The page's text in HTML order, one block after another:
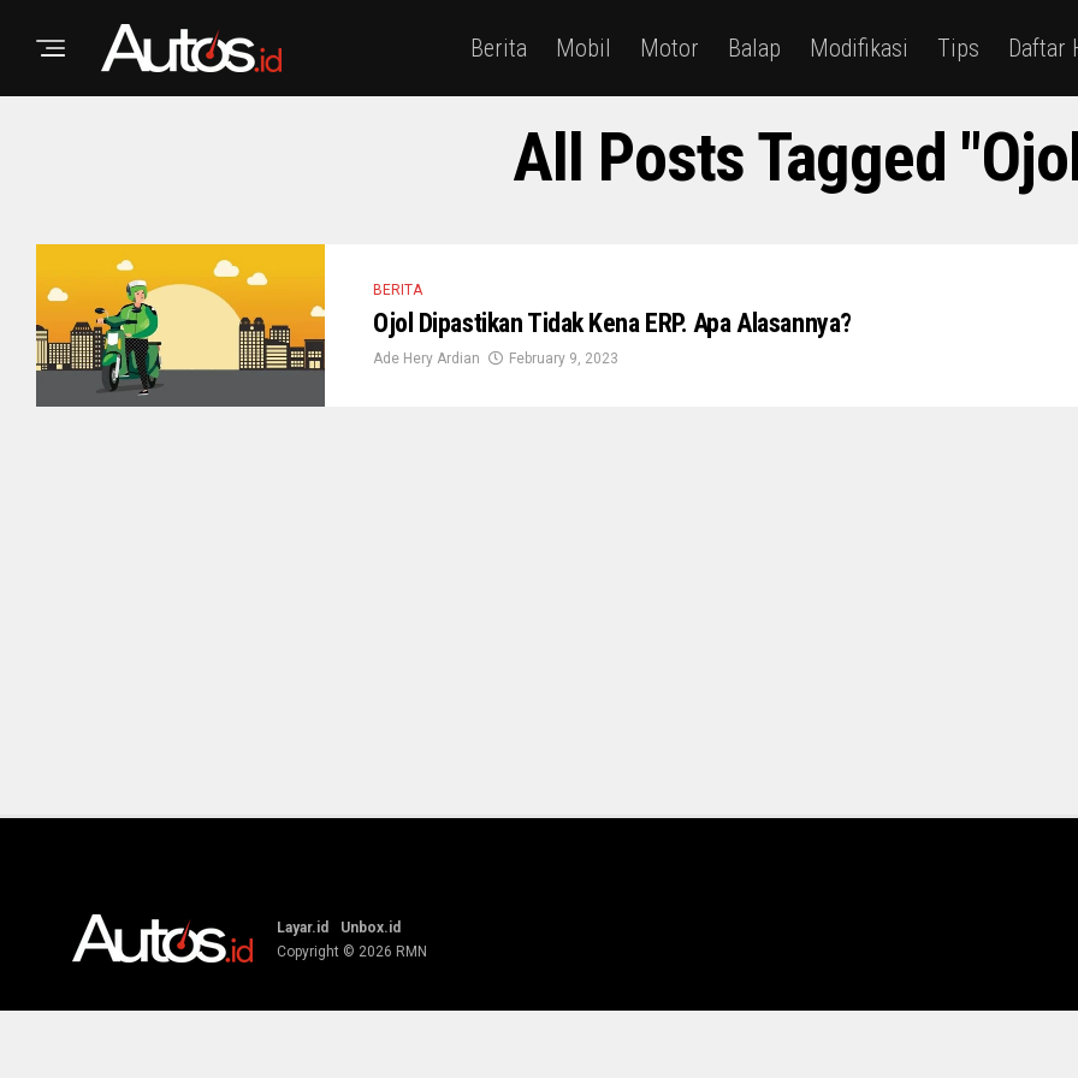
Berita Mobil Motor Balap Modifikasi Tips Daftar
All Posts Tagged
BERITA
Ojol Dipastikan Tidak Kena ERP. Apa Alasannya?
Ade Hery Ardian February 9, 2023
Layar.id
Unbox.id
Copyright © 2026 RMN